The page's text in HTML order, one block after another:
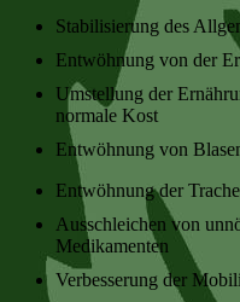
Stabilisierung des
Entwöhnung von der
Umstellung der
normale Kost
Entwöhnung von
Entwöhnung der
Ausschleichen von
Medikamenten
Verbesserung der